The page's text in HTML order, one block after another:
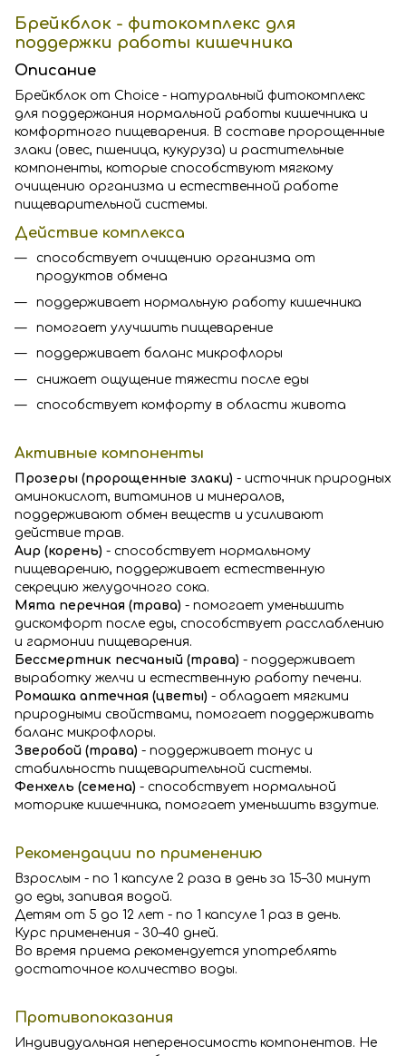
Брейкблок - фитокомплекс для
поддержки работы кишечника
Описание
Брейкблок от Choice - натуральный фитокомплекс
для поддержания нормальной работы кишечника и
комфортного пищеварения. В составе пророщенные
злаки (овес, пшеница, кукуруза) и растительные
компоненты, которые способствуют мягкому
очищению организма и естественной работе
пищеварительной системы.
Действие комплекса
способствует очищению организма от
продуктов обмена
поддерживает нормальную работу кишечника
помогает улучшить пищеварение
поддерживает баланс микрофлоры
снижает ощущение тяжести после еды
способствует комфорту в области живота
Активные компоненты
Прозеры (пророщенные злаки) - источник природных
аминокислот, витаминов и минералов,
поддерживают обмен веществ и усиливают
действие трав.
Аир (корень) - способствует нормальному
пищеварению, поддерживает естественную
секрецию желудочного сока.
Мята перечная (трава) - помогает уменьшить
дискомфорт после еды, способствует расслаблению
и гармонии пищеварения.
Бессмертник песчаный (трава) - поддерживает
выработку желчи и естественную работу печени.
Ромашка аптечная (цветы) - обладает мягкими
природными свойствами, помогает поддерживать
баланс микрофлоры.
Зверобой (трава) - поддерживает тонус и
стабильность пищеварительной системы.
Фенхель (семена) - способствует нормальной
моторике кишечника, помогает уменьшить вздутие.
Рекомендации по применению
Взрослым - по 1 капсуле 2 раза в день за 15–30 минут
до еды, запивая водой.
Детям от 5 до 12 лет - по 1 капсуле 1 раз в день.
Курс применения - 30–40 дней.
Во время приема рекомендуется употреблять
достаточное количество воды.
Противопоказания
Индивидуальная непереносимость компонентов. Не